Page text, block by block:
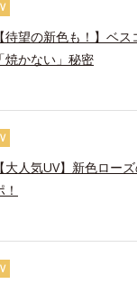
【待望の新色も！】ベ
「焼かない」秘密
【大人気UV】新色ロー